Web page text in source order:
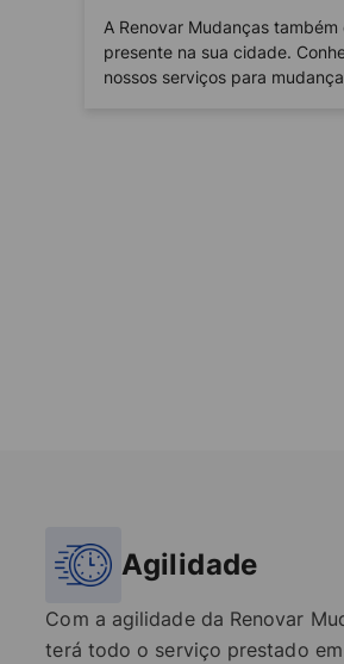
A Renovar Mudanças também
presente na sua cidade.
nossos serviços para
Agilidade
Com a agilidade da Renovar
terá todo o serviço prestado